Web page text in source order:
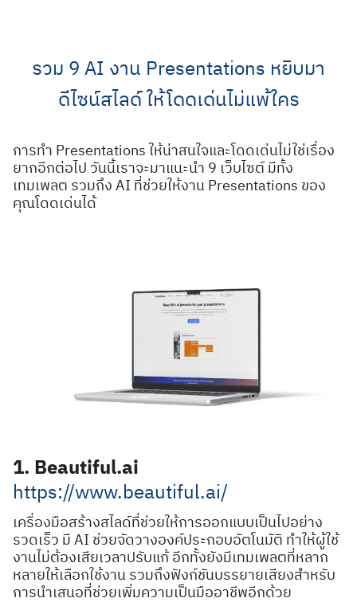
รวม 9 AI งาน Presentations หยิบมา
ดีไซน์สไลด์ ให้โดดเด่นไม่แพ้ใคร
การทำ Presentations ให้น่าสนใจและโดดเด่นไม่ใช่เรื่อง
ยากอีกต่อไป วันนี้เราจะมาแนะนำ 9 เว็บไซต์ มีทั้ง
เทมเพลต รวมถึง AI ที่ช่วยให้งาน Presentations ของ
คุณโดดเด่นได้
1. Beautiful.ai
https://www.beautiful.ai/
เครื่องมือสร้างสไลด์ที่ช่วยให้การออกแบบเป็นไปอย่าง
รวดเร็ว มี AI ช่วยจัดวางองค์ประกอบอัตโนมัติ ทำให้ผู้ใช้
งานไม่ต้องเสียเวลาปรับแก้ อีกทั้งยังมีเทมเพลตที่หลาก
หลายให้เลือกใช้งาน รวมถึงฟังก์ชันบรรยายเสียงสำหรับ
การนำเสนอที่ช่วยเพิ่มความเป็นมืออาชีพอีกด้วย